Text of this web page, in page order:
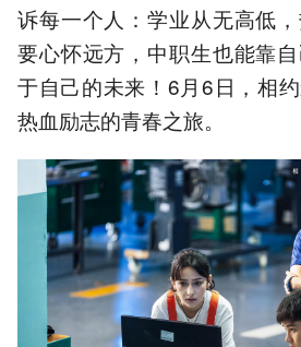
诉每一个人：学业从无高低
要心怀远方，中职生也能靠
于自己的未来！6月6日，相
热血励志的青春之旅。